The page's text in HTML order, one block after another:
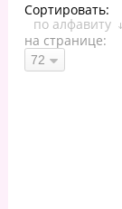
Сортировать:
по алфавиту
на странице: